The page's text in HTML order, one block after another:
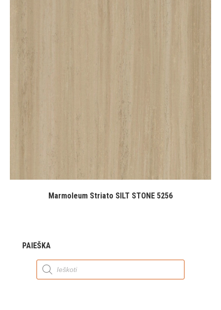
Marmoleum Striato SILT STONE 5256
PAIEŠKA
Products
search